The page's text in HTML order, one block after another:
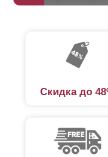
Скидка до